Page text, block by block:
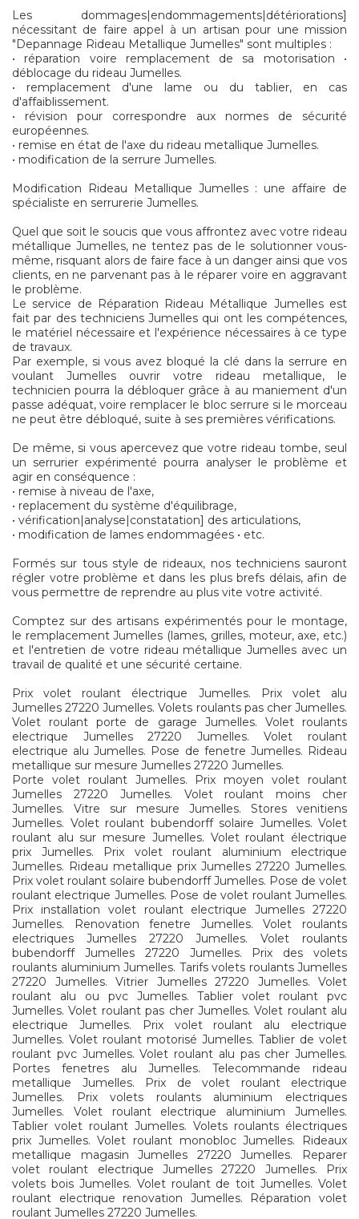
Les dommages|endommagements|détériorations]
nécessitant de faire appel à un artisan pour une mission
"Depannage Rideau Metallique Jumelles" sont multiples :
• réparation voire remplacement de sa motorisation •
déblocage du rideau Jumelles.
• remplacement d'une lame ou du tablier, en cas
d'affaiblissement.
• révision pour correspondre aux normes de sécurité
européennes.
• remise en état de l'axe du rideau metallique Jumelles.
• modification de la serrure Jumelles.
Modification Rideau Metallique Jumelles : une affaire de
spécialiste en serrurerie Jumelles.
Quel que soit le soucis que vous affrontez avec votre rideau
métallique Jumelles, ne tentez pas de le solutionner vous-
même, risquant alors de faire face à un danger ainsi que vos
clients, en ne parvenant pas à le réparer voire en aggravant
le problème.
Le service de Réparation Rideau Métallique Jumelles est
fait par des techniciens Jumelles qui ont les compétences,
le matériel nécessaire et l'expérience nécessaires à ce type
de travaux.
Par exemple, si vous avez bloqué la clé dans la serrure en
voulant Jumelles ouvrir votre rideau metallique, le
technicien pourra la débloquer grâce à au maniement d'un
passe adéquat, voire remplacer le bloc serrure si le morceau
ne peut être débloqué, suite à ses premières vérifications.
De même, si vous apercevez que votre rideau tombe, seul
un serrurier expérimenté pourra analyser le problème et
agir en conséquence :
• remise à niveau de l'axe,
• replacement du système d'équilibrage,
• vérification|analyse|constatation] des articulations,
• modification de lames endommagées • etc.
Formés sur tous style de rideaux, nos techniciens sauront
régler votre problème et dans les plus brefs délais, afin de
vous permettre de reprendre au plus vite votre activité.
Comptez sur des artisans expérimentés pour le montage,
le remplacement Jumelles (lames, grilles, moteur, axe, etc.)
et l'entretien de votre rideau métallique Jumelles avec un
travail de qualité et une sécurité certaine.
Prix volet roulant électrique Jumelles. Prix volet alu
Jumelles 27220 Jumelles. Volets roulants pas cher Jumelles.
Volet roulant porte de garage Jumelles. Volet roulants
electrique Jumelles 27220 Jumelles. Volet roulant
electrique alu Jumelles. Pose de fenetre Jumelles. Rideau
metallique sur mesure Jumelles 27220 Jumelles.
Porte volet roulant Jumelles. Prix moyen volet roulant
Jumelles 27220 Jumelles. Volet roulant moins cher
Jumelles. Vitre sur mesure Jumelles. Stores venitiens
Jumelles. Volet roulant bubendorff solaire Jumelles. Volet
roulant alu sur mesure Jumelles. Volet roulant électrique
prix Jumelles. Prix volet roulant aluminium electrique
Jumelles. Rideau metallique prix Jumelles 27220 Jumelles.
Prix volet roulant solaire bubendorff Jumelles. Pose de volet
roulant electrique Jumelles. Pose de volet roulant Jumelles.
Prix installation volet roulant electrique Jumelles 27220
Jumelles. Renovation fenetre Jumelles. Volet roulants
electriques Jumelles 27220 Jumelles. Volet roulants
bubendorff Jumelles 27220 Jumelles. Prix des volets
roulants aluminium Jumelles. Tarifs volets roulants Jumelles
27220 Jumelles. Vitrier Jumelles 27220 Jumelles. Volet
roulant alu ou pvc Jumelles. Tablier volet roulant pvc
Jumelles. Volet roulant pas cher Jumelles. Volet roulant alu
electrique Jumelles. Prix volet roulant alu electrique
Jumelles. Volet roulant motorisé Jumelles. Tablier de volet
roulant pvc Jumelles. Volet roulant alu pas cher Jumelles.
Portes fenetres alu Jumelles. Telecommande rideau
metallique Jumelles. Prix de volet roulant electrique
Jumelles. Prix volets roulants aluminium electriques
Jumelles. Volet roulant electrique aluminium Jumelles.
Tablier volet roulant Jumelles. Volets roulants électriques
prix Jumelles. Volet roulant monobloc Jumelles. Rideaux
metallique magasin Jumelles 27220 Jumelles. Reparer
volet roulant electrique Jumelles 27220 Jumelles. Prix
volets bois Jumelles. Volet roulant de toit Jumelles. Volet
roulant electrique renovation Jumelles. Réparation volet
roulant Jumelles 27220 Jumelles.